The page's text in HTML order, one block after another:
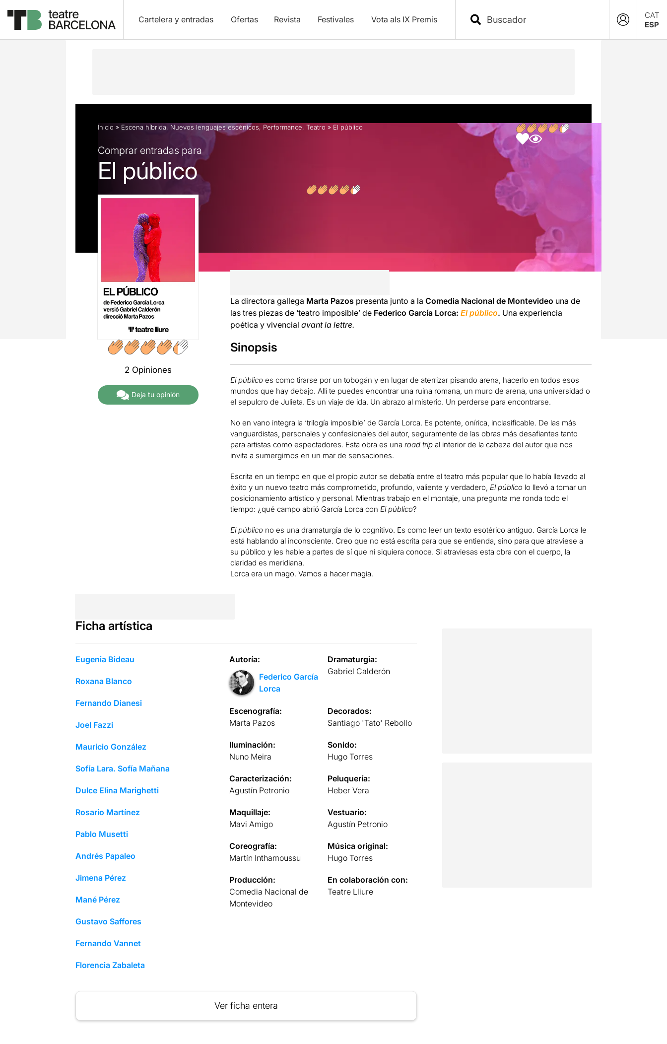
Cartelera y entradas Ofertas Revista Festivales Vota als IX Premis
CAT
ESP
Descripción Ficha artística Fotos y vídeos Opiniones
Inicio » Escena híbrida, Nuevos lenguajes escénicos, Performance, Teatro » El público
Comprar entradas para
El público
2 Opiniones
Deja tu opinión
La directora gallega Marta Pazos presenta junto a la Comedia Nacional de Montevideo una de
las tres piezas de ‘teatro imposible’ de Federico García Lorca: El público. Una experiencia
poética y vivencial avant la lettre.
Sinopsis
El público es como tirarse por un tobogán y en lugar de aterrizar pisando arena, hacerlo en todos esos
mundos que hay debajo. Allí te puedes encontrar una ruina romana, un muro de arena, una universidad o
el sepulcro de Julieta. Es un viaje de ida. Un abrazo al misterio. Un perderse para encontrarse.
No en vano integra la ‘trilogía imposible’ de García Lorca. Es potente, onírica, inclasificable. De las más
vanguardistas, personales y confesionales del autor, seguramente de las obras más desafiantes tanto
para artistas como espectadores. Esta obra es una road tripal interior de la cabeza del autor que nos
invita a sumergirnos en un mar de sensaciones.
Escrita en un tiempo en que el propio autor se debatía entre el teatro más popular que lo había llevado al
éxito y un nuevo teatro más comprometido, profundo, valiente y verdadero, El público lo llevó a tomar un
posicionamiento artístico y personal. Mientras trabajo en el montaje, una pregunta me ronda todo el
tiempo: ¿qué campo abrió García Lorca con El público?
El público no es una dramaturgia de lo cognitivo. Es como leer un texto esotérico antiguo. García Lorca le
está hablando al inconsciente. Creo que no está escrita para que se entienda, sino para que atraviese a
su público y les hable a partes de sí que ni siquiera conoce. Si atraviesas esta obra con el cuerpo, la
claridad es meridiana.
Lorca era un mago. Vamos a hacer magia.
Ficha artística
Eugenia Bideau
Roxana Blanco
Fernando Dianesi
Joel Fazzi
Mauricio González
Sofía Lara. Sofía Mañana
Dulce Elina Marighetti
Rosario Martínez
Pablo Musetti
Andrés Papaleo
Jimena Pérez
Mané Pérez
Gustavo Saffores
Fernando Vannet
Florencia Zabaleta
Autoría:
Federico García
Lorca
Dramaturgia:
Gabriel Calderón
Escenografía:
Marta Pazos
Decorados:
Santiago 'Tato' Rebollo
Iluminación:
Nuno Meira
Sonido:
Hugo Torres
Caracterización:
Agustín Petronio
Peluquería:
Heber Vera
Maquillaje:
Mavi Amigo
Vestuario:
Agustín Petronio
Coreografía:
Martín Inthamoussu
Música original:
Hugo Torres
Producción:
Comedia Nacional de
Montevideo
En colaboración con:
Teatre Lliure
Ver ficha entera